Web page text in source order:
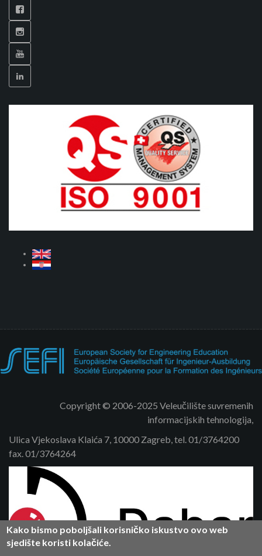
Copyright © 2006-2025 Veleučilište suvremenih
informacijskih tehnologija,
Ulica Vjekoslava Klaića 7, 10000 Zagreb, tel. 01/3764200
fax. 01/3764264
Kako bismo poboljšali korisničko iskustvo ovo web
sjedište koristi kolačiće.